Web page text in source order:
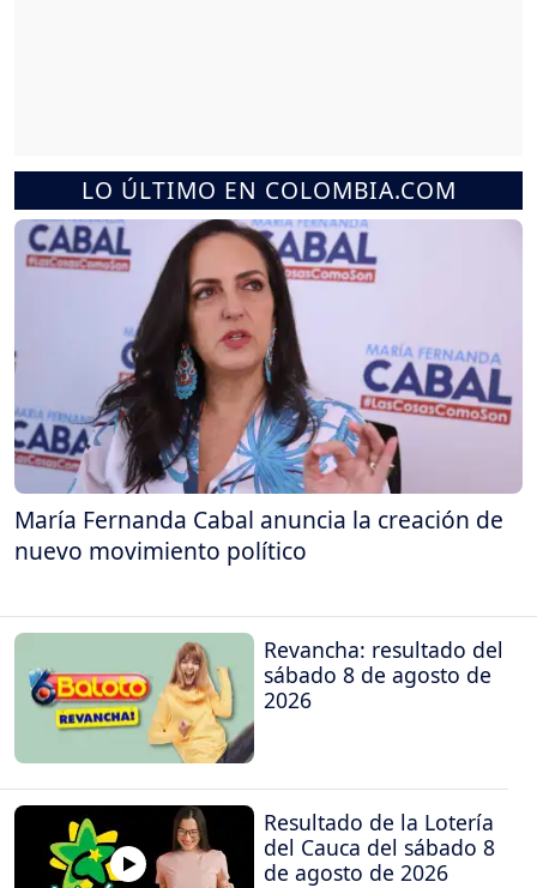
LO ÚLTIMO EN COLOMBIA.COM
María Fernanda Cabal anuncia la creación de
nuevo movimiento político
Revancha: resultado del
sábado 8 de agosto de
2026
Resultado de la Lotería
del Cauca del sábado 8
de agosto de 2026